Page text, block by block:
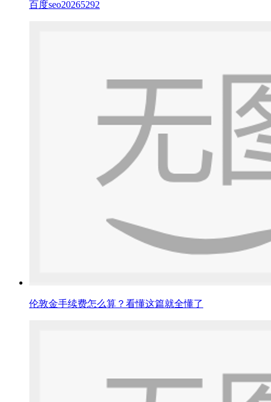
百度seo20265292
伦敦金手续费怎么算？看懂这篇就全懂了